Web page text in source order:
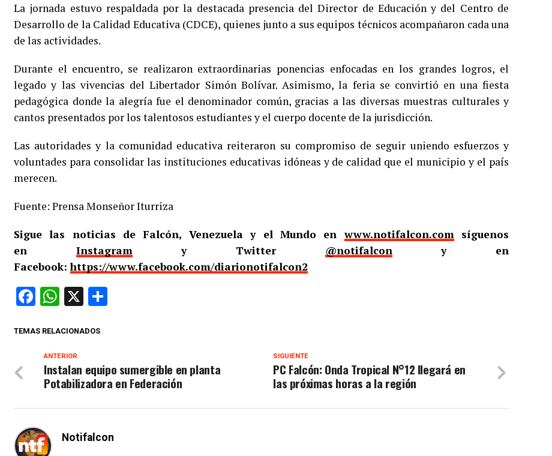
​La jornada estuvo respaldada por la destacada presencia del Director de Educación y del Centro de
Desarrollo de la Calidad Educativa (CDCE), quienes junto a sus equipos técnicos acompañaron cada una
de las actividades.
​Durante el encuentro, se realizaron extraordinarias ponencias enfocadas en los grandes logros, el
legado y las vivencias del Libertador Simón Bolívar. Asimismo, la feria se convirtió en una fiesta
pedagógica donde la alegría fue el denominador común, gracias a las diversas muestras culturales y
cantos presentados por los talentosos estudiantes y el cuerpo docente de la jurisdicción.
​Las autoridades y la comunidad educativa reiteraron su compromiso de seguir uniendo esfuerzos y
voluntades para consolidar las instituciones educativas idóneas y de calidad que el municipio y el país
merecen.
Fuente: Prensa Monseñor Iturriza
Sigue las noticias de Falcón, Venezuela y el Mundo enwww.notifalcon.comsíguenos
en Instagramy Twitter @notifalcony en
Facebook:https://www.facebook.com/diarionotifalcon2
Facebook
WhatsApp
X
TEMAS RELACIONADOS
SIGUIENTE
PC Falcón: Onda Tropical N°12 llegará en
las próximas horas a la región
ANTERIOR
Instalan equipo sumergible en planta
Potabilizadora en Federación
Notifalcon